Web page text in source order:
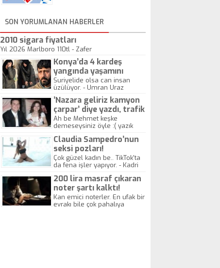
SON YORUMLANAN HABERLER
2010 sigara fiyatları
Yıl 2026 Marlboro 110tl - Zafer
Konya’da 4 kardeş
yangında yaşamını
yitirdi
Suriyelide olsa can insan
üzülüyor. - Umran Uraz
’Nazara geliriz kamyon
çarpar’ diye yazdı, trafik
kazasında öldü!
Ah be Mehmet keşke
demeseysiniz öyle :( yazık
Claudia Sampedro’nun
seksi pozları!
Çok güzel kadın be.. TikTok'ta
da fena işler yapıyor. - Kadri
200 lira masraf çıkaran
noter şartı kalktı!
Kan emici noterler. En ufak bir
evrakı bile çok pahalıya